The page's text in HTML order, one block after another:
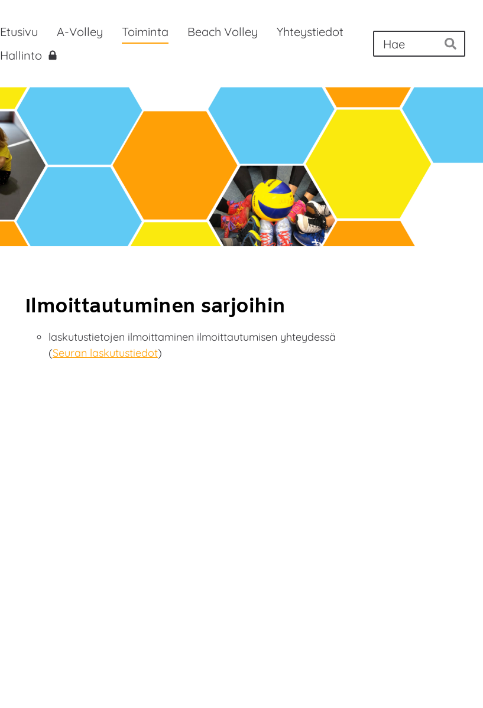
Etusivu A-Volley Toiminta Beach Volley
Yhteystiedot
Hallinto
Hae
Ilmoittautuminen sarjoihin
laskutustietojen ilmoittaminen ilmoittautumisen yhteydessä
(Seuran laskutustiedot)